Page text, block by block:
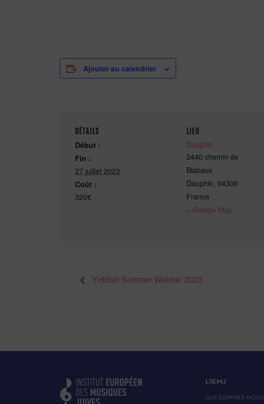
Ajouter au calendrier
DÉTAILS
Début :
Fin :
27 juillet 2023
Coût :
320€
LIEU
Dauphin
2440 chemin de
Biabaux
Dauphin, 04300
France
+ Google Map
Yiddish Summer Weimar 2023
L’IEMJ
QUI SOMMES-NOUS